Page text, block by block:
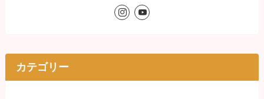
カテゴリー